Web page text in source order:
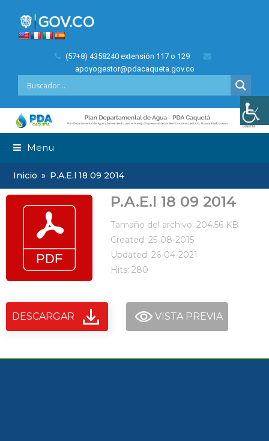
(57+8) 4358240 extensión 117 o 129
apoyogestor@pdacaqueta.gov.co
Menu
Inicio » P.A.E.l 18 09 2014
P.A.E.l 18 09 2014
Tamaño del archivo: 204.56 KB
Created: 25-08-2015
Updated: 26-04-2021
Hits: 280
DESCARGAR VISTA PREVIA